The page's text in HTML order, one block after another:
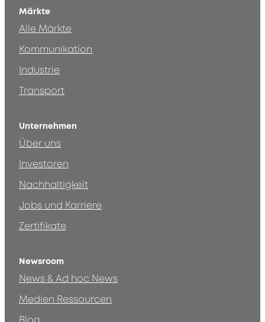
Märkte
Alle Märkte
Kommunikation
Industrie
Transport
Unternehmen
Über uns
Investoren
Nachhaltigkeit
Jobs und Karriere
Zertifikate
Newsroom
News & Ad hoc News
Medien Ressourcen